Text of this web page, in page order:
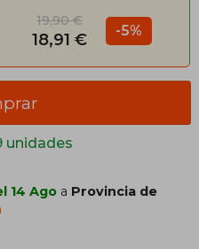
19,90 €
18,91 € -5%
unidades
14 Ago a Provincia de